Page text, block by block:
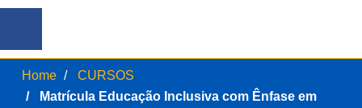
Home
CURSOS
Matrícula Educação Inclusiva com Ênfase em